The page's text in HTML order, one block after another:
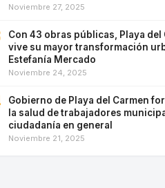
Noviembre 27, 2025
Con 43 obras públicas, Playa del
vive su mayor transformación
Estefanía Mercado
Noviembre 24, 2025
Gobierno de Playa del Carmen
la salud de trabajadores
ciudadanía en general
Noviembre 21, 2025